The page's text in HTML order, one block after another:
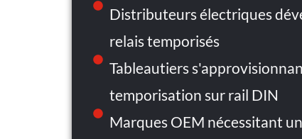
Distributeurs électriques
relais temporisés
Tableautiers
temporisation sur rail DIN
Marques OEM nécessitant